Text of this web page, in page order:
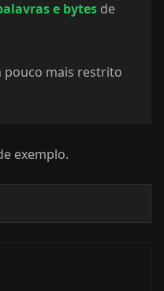
e bytes de
pouco mais restrito
exemplo.